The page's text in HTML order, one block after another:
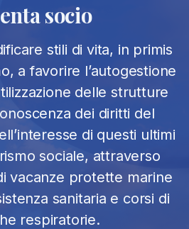
socio
stili di vita, in primis
a favorire l’autogestione
delle strutture
dei diritti del
di questi ultimi
sociale, attraverso
vacanze protette marine
sanitaria e corsi di
respiratorie.